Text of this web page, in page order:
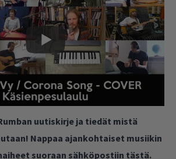
uutiskirje ja tiedät mistä
Nappaa ajankohtaiset musiikin
suoraan sähköpostiin tästä.